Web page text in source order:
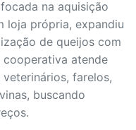
na aquisição
loja própria, expandiu
de queijos com
atende
farelos,
buscando